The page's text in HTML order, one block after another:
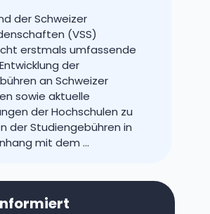
der Schweizer
(VSS)
erstmals umfassende
der
an Schweizer
sowie aktuelle
der Hochschulen zu
der Studiengebühren in
mit dem ...